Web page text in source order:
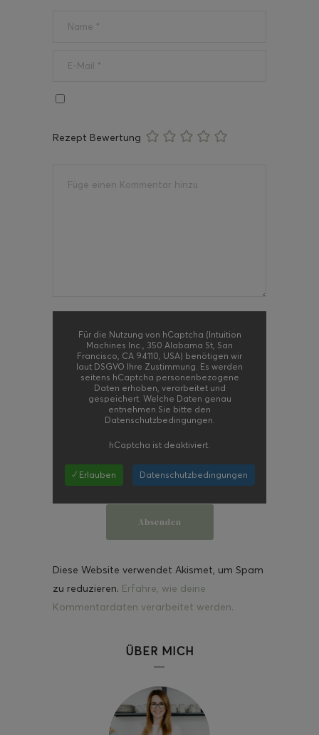
Rezept Bewertung
Für die Nutzung von hCaptcha (Intuition
Machines Inc., 350 Alabama St, San
Francisco, CA 94110, USA) benötigen wir
laut DSGVO Ihre Zustimmung. Es werden
seitens hCaptcha personenbezogene
Daten erhoben, verarbeitet und
gespeichert. Welche Daten genau
entnehmen Sie bitte den
Datenschutzbedingungen.
hCaptcha ist deaktiviert.
✓ Erlauben Datenschutzbedingungen
Diese Website verwendet Akismet, um Spam
zu reduzieren. Erfahre, wie deine
Kommentardaten verarbeitet werden.
ÜBER MICH